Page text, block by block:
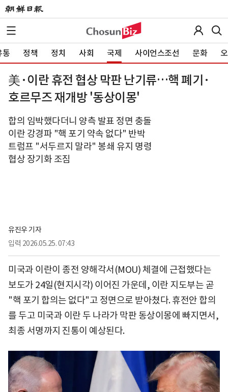
통 정책 정치 사회 국제 사이언스조선 문화
美·이란 휴전 협상 막판 난기류…핵 폐기·
호르무즈 재개방 '동상이몽'
합의 임박했다더니 양측 발표 정면 충돌
이란 강경파 "핵 포기 약속 없다" 반박
트럼프 "서두르지 말라" 봉쇄 유지 명령
협상 장기화 조짐
유진우 기자
입력 2026.05.25. 07:43
미국과 이란이 종전 양해각서(MOU) 체결에 근접했다는
보도가 24일(현지시각) 이어진 가운데, 이란 지도부는 곧
"핵 포기 합의는 없다"고 정면으로 받아쳤다. 휴전안 합의
를 두고 미국과 이란 두 나라가 막판 동상이몽에 빠지면서,
최종 서명까지 진통이 예상된다.